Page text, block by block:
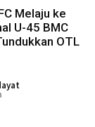
Melaju ke
U-45 BMC
OTL